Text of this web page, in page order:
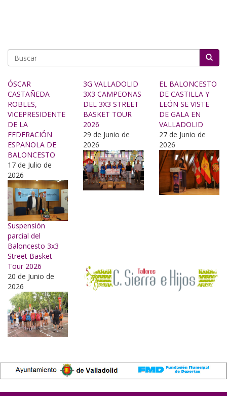
ÓSCAR
CASTAÑEDA
ROBLES,
VICEPRESIDENTE
DE LA
FEDERACIÓN
ESPAÑOLA DE
BALONCESTO
17 de Julio de
2026
3G VALLADOLID
3X3 CAMPEONAS
DEL 3X3 STREET
BASKET TOUR
2026
29 de Junio de
2026
EL BALONCESTO
DE CASTILLA Y
LEÓN SE VISTE
DE GALA EN
VALLADOLID
27 de Junio de
2026
Suspensión
parcial del
Baloncesto 3x3
Street Basket
Tour 2026
20 de Junio de
2026